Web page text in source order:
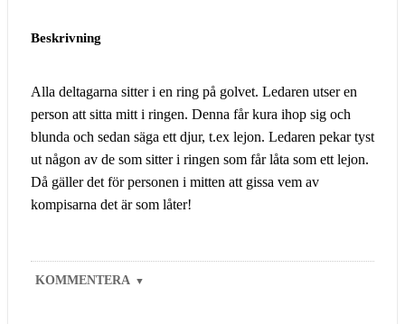
Beskrivning
Alla deltagarna sitter i en ring på golvet. Ledaren utser en
person att sitta mitt i ringen. Denna får kura ihop sig och
blunda och sedan säga ett djur, t.ex lejon. Ledaren pekar tyst
ut någon av de som sitter i ringen som får låta som ett lejon.
Då gäller det för personen i mitten att gissa vem av
kompisarna det är som låter!
KOMMENTERA ▼